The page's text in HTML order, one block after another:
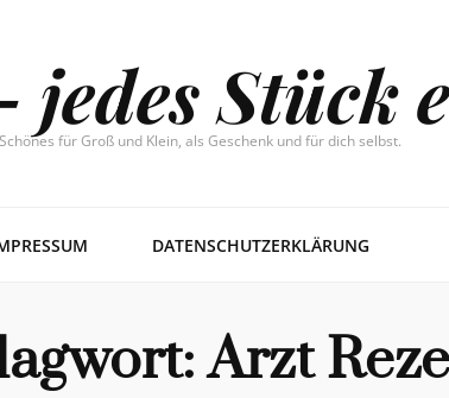
Stück
Schönes für Groß und Klein, als Geschenk und für dich selbst.
DATENSCHUTZERKLÄRUNG
Arzt